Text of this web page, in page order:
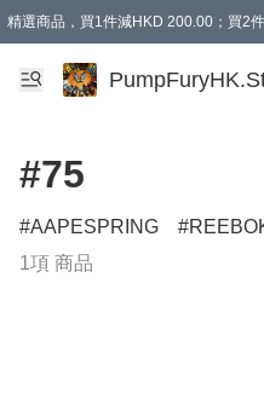
精選商品，買1件減HKD 200.00；買2
AAPE商品,會員專享9折或以上（按會
精選商品，任選買2件或以上減HKD
購物滿 HKD 800.00即享免運費優惠！
#75
AAPESPRING
1項 商品